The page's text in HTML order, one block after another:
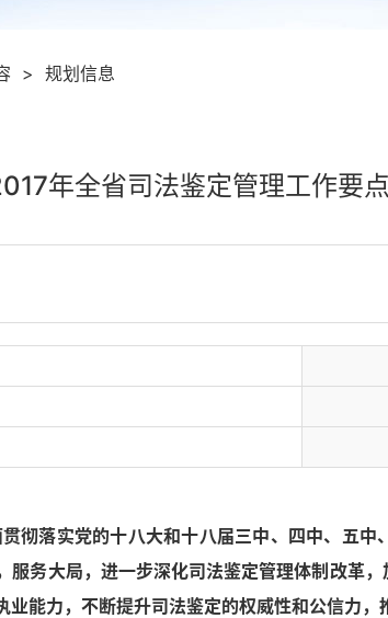
> 规划信息
年全省司法鉴定管理工作要点
彻落实党的十八大和十八届三中、四中、五
务大局，进一步深化司法鉴定管理体制改革
能力，不断提升司法鉴定的权威性和公信力，